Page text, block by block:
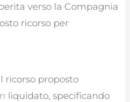
verso la Compagnia
ricorso per
ricorso proposto
liquidato, specificando